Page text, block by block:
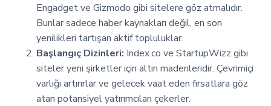
Engadget ve Gizmodo gibi sitelere göz atmalıdır.
Bunlar sadece haber kaynakları değil, en son
yenilikleri tartışan aktif topluluklar.
Başlangıç Dizinleri: Index.co ve StartupWizz gibi
siteler yeni şirketler için altın madenleridir. Çevrimiçi
varlığı artırırlar ve gelecek vaat eden fırsatlara göz
atan potansiyel yatırımcıları çekerler.